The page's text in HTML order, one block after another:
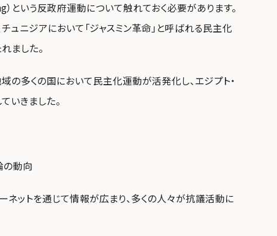
）という反政府運動について触れておく必要があります。
ュニジアにおいて「ジャスミン革命」と呼ばれる民主化
ました。
の多くの国において民主化運動が活発化し、エジプト・
いきました。
の動向
ネットを通じて情報が広まり、多くの人々が抗議活動に